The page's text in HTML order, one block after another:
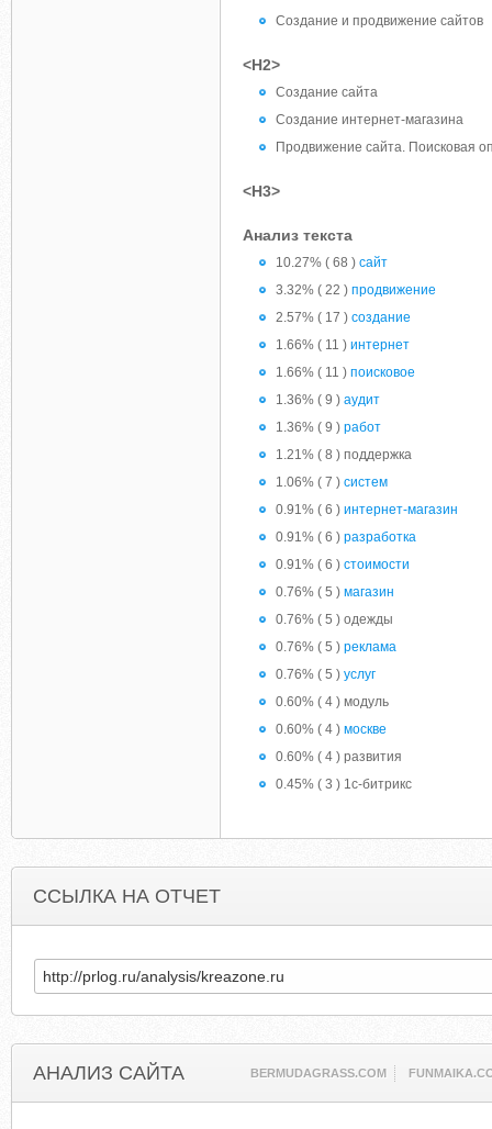
Создание и продвижение сайтов
<H2>
Создание сайта
Создание интернет-магазина
Продвижение сайта. Поисковая
<H3>
Анализ текста
10.27% ( 68 ) сайт
3.32% ( 22 ) продвижение
2.57% ( 17 ) создание
1.66% ( 11 ) интернет
1.66% ( 11 ) поисковое
1.36% ( 9 ) аудит
1.36% ( 9 ) работ
1.21% ( 8 ) поддержка
1.06% ( 7 ) систем
0.91% ( 6 ) интернет-магазин
0.91% ( 6 ) разработка
0.91% ( 6 ) стоимости
0.76% ( 5 ) магазин
0.76% ( 5 ) одежды
0.76% ( 5 ) реклама
0.76% ( 5 ) услуг
0.60% ( 4 ) модуль
0.60% ( 4 ) москве
0.60% ( 4 ) развития
0.45% ( 3 ) 1с-битрикс
ССЫЛКА НА ОТЧЕТ
АНАЛИЗ САЙТА BERMUDAGRASS.COM